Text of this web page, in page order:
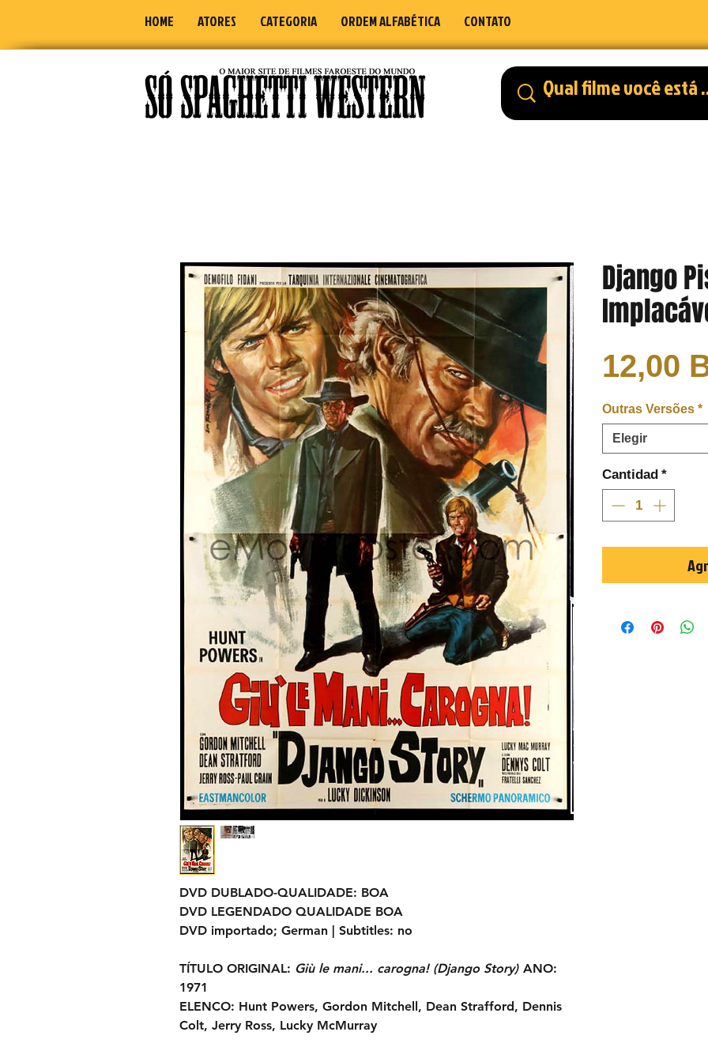
HOME ATORES CATEGORIA ORDEM ALFABÉTICA CONTATO
DVD DUBLADO-QUALIDADE: BOA
DVD LEGENDADO QUALIDADE BOA
DVD importado; German | Subtitles: no
TÍTULO ORIGINAL: Giù le mani... carogna! (Django Story) ANO:
1971
ELENCO: Hunt Powers, Gordon Mitchell, Dean Strafford, Dennis
Colt, Jerry Ross, Lucky McMurray
Django
12,00
Outras Versões *
Elegir
Cantidad *